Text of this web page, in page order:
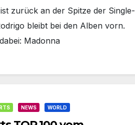
zurück an der Spitze der Single-
bleibt bei den Alben vorn.
Madonna
NEWS WORLD